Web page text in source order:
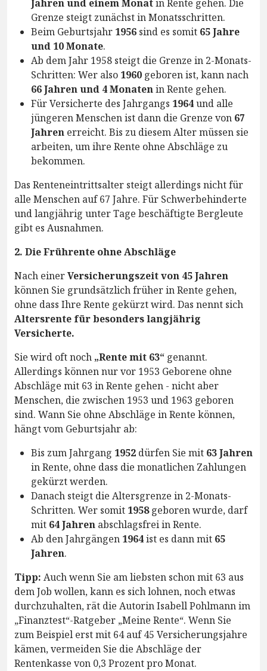
Jahren und einem Monatin Rente gehen. Die
Grenze steigt zunächst in Monatsschritten.
Beim Geburtsjahr 1956 sind es somit 65 Jahre
und 10 Monate.
Ab dem Jahr 1958 steigt die Grenze in 2-Monats-
Schritten: Wer also 1960 geboren ist, kann nach
66 Jahren und 4 Monatenin Rente gehen.
Für Versicherte des Jahrgangs 1964und alle
jüngeren Menschen ist dann die Grenze von 67
Jahren erreicht. Bis zu diesem Alter müssen sie
arbeiten, um ihre Rente ohne Abschläge zu
bekommen.
Das Renteneintrittsalter steigt allerdings nicht für
alle Menschen auf 67 Jahre. Für Schwerbehinderte
und langjährig unter Tage beschäftigte Bergleute
gibt es Ausnahmen.
2. Die Frührente ohne Abschläge
Nach einerVersicherungszeit von 45 Jahren
können Sie grundsätzlich früher in Rente gehen,
ohne dass Ihre Rente gekürzt wird. Das nennt sich
Altersrente für besonders langjährig
Versicherte.
Sie wird oft noch „Rente mit 63“ genannt.
Allerdings können nur vor 1953 Geborene ohne
Abschläge mit 63 in Rente gehen - nicht aber
Menschen, die zwischen 1953 und 1963 geboren
sind. Wann Sie ohne Abschläge in Rente können,
hängt vom Geburtsjahr ab:
Bis zum Jahrgang 1952 dürfen Sie mit 63 Jahren
in Rente, ohne dass die monatlichen Zahlungen
gekürzt werden.
Danach steigt die Altersgrenze in 2-Monats-
Schritten. Wer somit 1958geboren wurde, darf
mit 64 Jahren abschlagsfrei in Rente.
Ab den Jahrgängen 1964ist es dann mit 65
Jahren.
Tipp: Auch wenn Sie am liebsten schon mit 63 aus
dem Job wollen, kann es sich lohnen, noch etwas
durchzuhalten, rät die Autorin Isabell Pohlmann im
„Finanztest“-Ratgeber „Meine Rente“. Wenn Sie
zum Beispiel erst mit 64 auf 45 Versicherungsjahre
kämen, vermeiden Sie die Abschläge der
Rentenkasse von 0,3 Prozent pro Monat.